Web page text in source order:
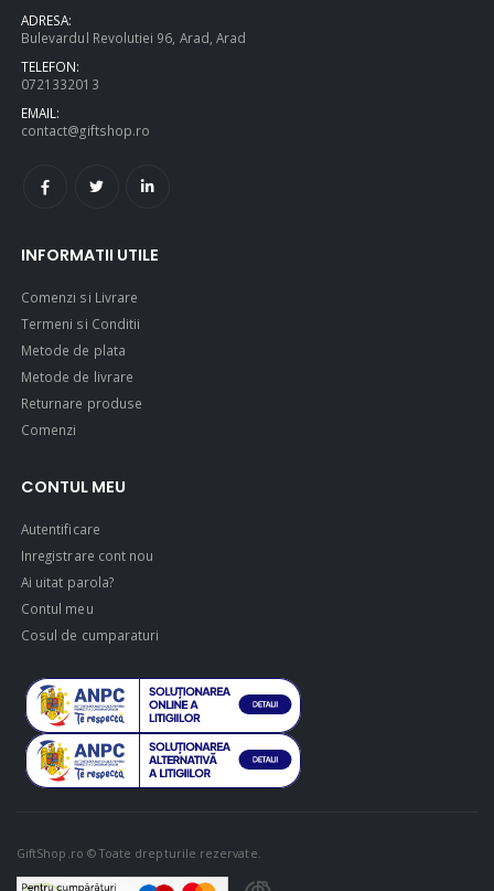
Circled Ultimate
ADRESA:
Bulevardul Revolutiei 96, Arad, Arad
TELEFON:
0721332013
EMAIL:
contact@giftshop.ro
INFORMATII UTILE
Comenzi si Livrare
Termeni si Conditii
Metode de plata
Metode de livrare
Returnare produse
Comenzi
CONTUL MEU
Autentificare
Inregistrare cont nou
Ai uitat parola?
Contul meu
Cosul de cumparaturi
GiftShop.ro © Toate drepturile rezervate.